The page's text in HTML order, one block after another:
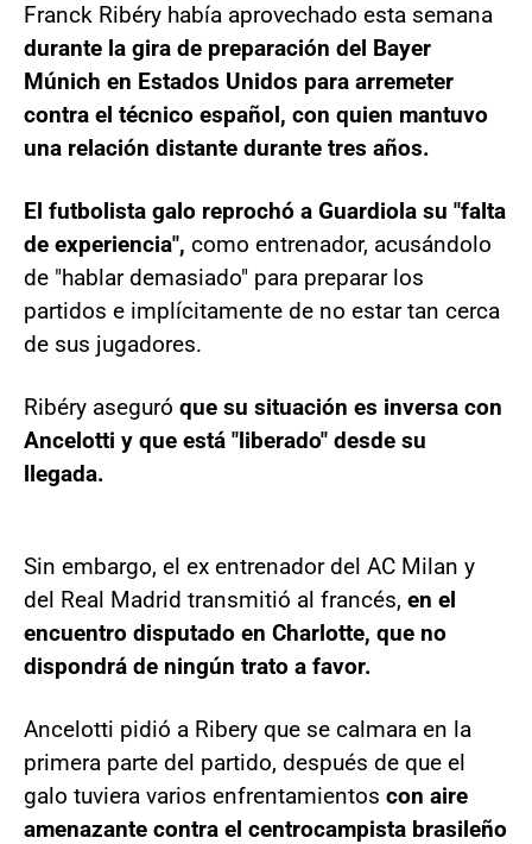
Franck Ribéry había aprovechado esta semana
durante la gira de preparación del Bayer
Múnich en Estados Unidos para arremeter
contra el técnico español, con quien mantuvo
una relación distante durante tres años.
El futbolista galo reprochó a Guardiola su "falta
de experiencia", como entrenador, acusándolo
de "hablar demasiado" para preparar los
partidos e implícitamente de no estar tan cerca
de sus jugadores.
Ribéry aseguró que su situación es inversa con
Ancelotti y que está "liberado" desde su
llegada.
Sin embargo, el ex entrenador del AC Milan y
del Real Madrid transmitió al francés, en el
encuentro disputado en Charlotte, que no
dispondrá de ningún trato a favor.
Ancelotti pidió a Ribery que se calmara en la
primera parte del partido, después de que el
galo tuviera varios enfrentamientos con aire
amenazante contra el centrocampista brasileño